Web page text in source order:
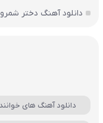
دانلود آهنگ دختر
دانلود آهنگ های